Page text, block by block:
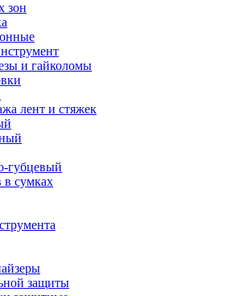
зон
и гайколомы
лент и стяжек
губцевый
в сумках
защиты